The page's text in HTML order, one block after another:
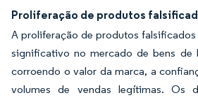
Proliferação de produtos
A proliferação de produtos
significativo no mercado de bens
corroendo o valor da marca, a
volumes de vendas legítimas. Os